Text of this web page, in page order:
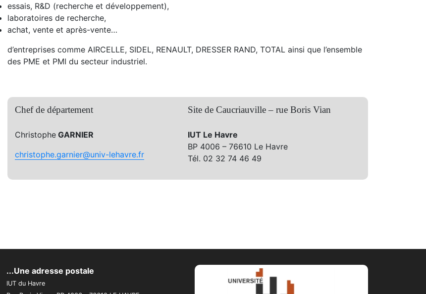
essais, R&D (recherche et développement),
laboratoires de recherche,
achat, vente et après-vente…
d’entreprises comme AIRCELLE, SIDEL, RENAULT, DRESSER RAND, TOTAL ainsi que l’ensemble
des PME et PMI du secteur industriel.
Chef de département
ChristopheGARNIER
christophe.garnier@univ-lehavre.fr
Site de Caucriauville – rue Boris Vian
IUT Le Havre
BP 4006 – 76610 Le Havre
Tél. 02 32 74 46 49
...Une adresse postale
IUT du Havre